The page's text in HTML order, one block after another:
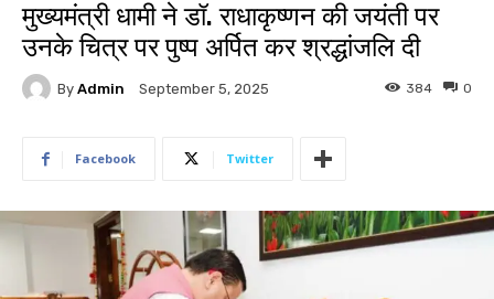
मुख्यमंत्री धामी ने डॉ. राधाकृष्णन की जयंती पर
उनके चित्र पर पुष्प अर्पित कर श्रद्धांजलि दी
By Admin September 5, 2025 0
384
Facebook Twitter